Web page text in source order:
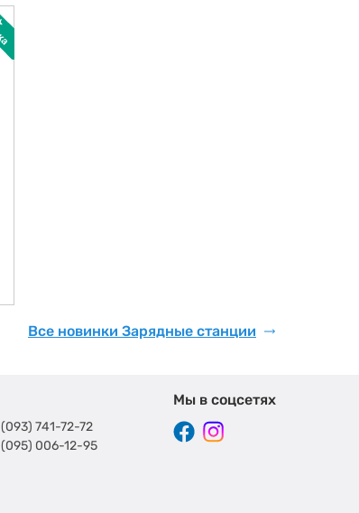
Все новинки Зарядные станции
(093) 741-72-72
(095) 006-12-95
Мы в соцсетях